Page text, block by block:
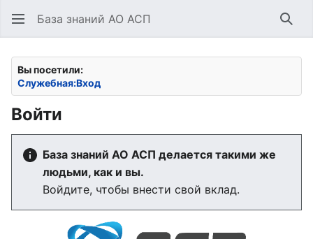
База знаний АО АСП
Вы посетили:
Служебная:Вход
Войти
База знаний АО АСП делается такими же
людьми, как и вы.
Войдите, чтобы внести свой вклад.